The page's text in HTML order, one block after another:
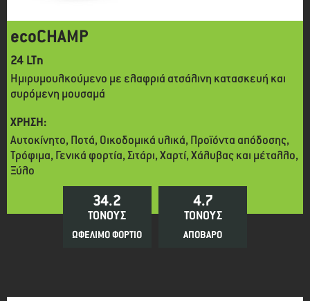
ecoCHAMP
24 LTn
Ημιρυμουλκούμενο με ελαφριά ατσάλινη κατασκευή και
συρόμενη μουσαμά
ΧΡΗΣΗ:
Αυτοκίνητο, Ποτά, Οικοδομικά υλικά, Προϊόντα απόδοσης,
Τρόφιμα, Γενικά φορτία, Σιτάρι, Χαρτί, Χάλυβας και μέταλλο,
Ξύλο
34.2
ΤΟΝΟΥΣ
ΩΦΕΛΙΜΟ ΦΟΡΤΙΟ
4.7
ΤΟΝΟΥΣ
ΑΠΟΒΑΡΟ